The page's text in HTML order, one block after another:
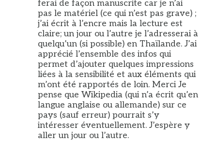
ferai de façon manuscrite car je n’ai
pas le matériel (ce qui n’est pas grave) ;
j’ai écrit à l’encre mais la lecture est
claire; un jour ou l’autre je l’adresserai à
quelqu’un (si possible) en Thaïlande. J’ai
apprécié l’ensemble des infos qui
permet d’ajouter quelques impressions
liées à la sensibilité et aux éléments qui
m’ont été rapportés de loin. Merci Je
pense que Wikipedia (qui n’a écrit qu’en
langue anglaise ou allemande) sur ce
pays (sauf erreur) pourrait s’y
intéresser éventuellement. J’espère y
aller un jour ou l’autre.